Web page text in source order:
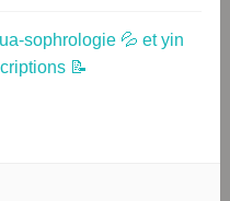
sophrologie 💦 et yin
📝